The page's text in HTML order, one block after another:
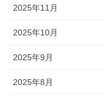
2025年11月
2025年10月
2025年9月
2025年8月